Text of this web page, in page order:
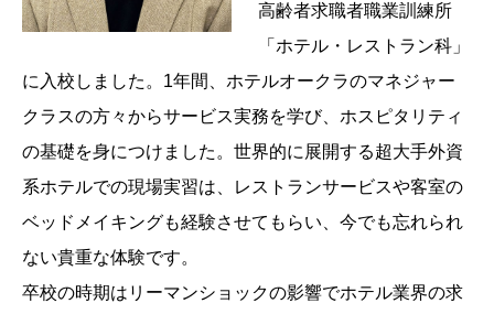
高齢者求職者職業訓練所
「ホテル・レストラン科」
に入校しました。1年間、ホテルオークラのマネジャー
クラスの方々からサービス実務を学び、ホスピタリティ
の基礎を身につけました。世界的に展開する超大手外資
系ホテルでの現場実習は、レストランサービスや客室の
ベッドメイキングも経験させてもらい、今でも忘れられ
ない貴重な体験です。
卒校の時期はリーマンショックの影響でホテル業界の求